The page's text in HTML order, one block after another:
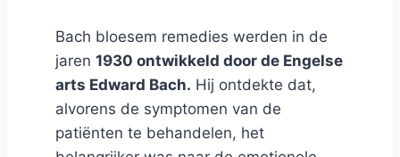
Bach bloesem remedies werden in de
jaren 1930 ontwikkeld door de Engelse
arts Edward Bach. Hij ontdekte dat,
alvorens de symptomen van de
patiënten te behandelen, het